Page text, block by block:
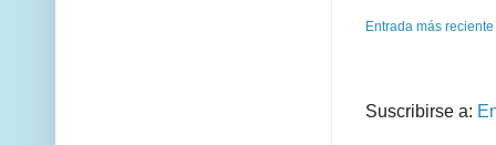
Entrada más reciente
Suscribirse a: